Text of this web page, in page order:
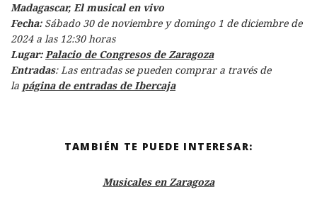
Madagascar, El musical en vivo
Fecha: Sábado 30 de noviembre y domingo 1 de diciembre de
2024 a las 12:30 horas
Lugar: Palacio de Congresos de Zaragoza
Entradas: Las entradas se pueden comprar a través de
la página de entradas de Ibercaja
TAMBIÉN TE PUEDE INTERESAR:
Musicales en Zaragoza